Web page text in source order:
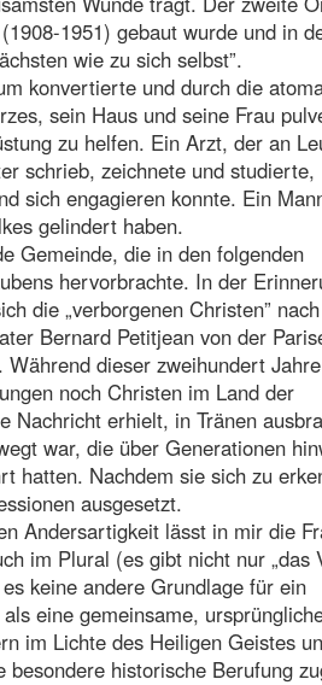
1951) gebaut wurde und in
wie zu sich selbst”.
konvertierte und durch die
sein Haus und seine Frau
zu helfen. Ein Arzt, der an
schrieb, zeichnete und studierte,
sich engagieren konnte. Ein
gelindert haben.
Gemeinde, die in den folgenden
hervorbrachte. In der
die „verborgenen Christen”
Bernard Petitjean von der
dieser zweihundert
noch Christen im Land der
Nachricht erhielt, in Tränen
war, die über Generationen
hatten. Nachdem sie sich zu
ausgesetzt.
Andersartigkeit lässt in mir die
im Plural (es gibt nicht nur „das
keine andere Grundlage für ein
eine gemeinsame,
im Lichte des Heiligen Geistes
historische Berufung